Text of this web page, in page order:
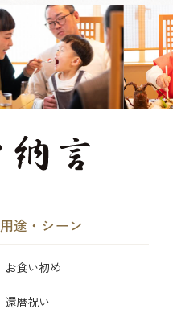
用途・シーン
お食い初め
還暦祝い